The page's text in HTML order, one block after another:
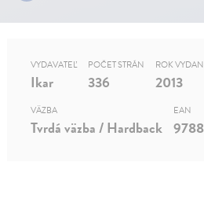
VYDAVATEĽ
Ikar
POČET STRÁN
336
ROK
2013
VÄZBA
Tvrdá väzba / Hardback
EAN